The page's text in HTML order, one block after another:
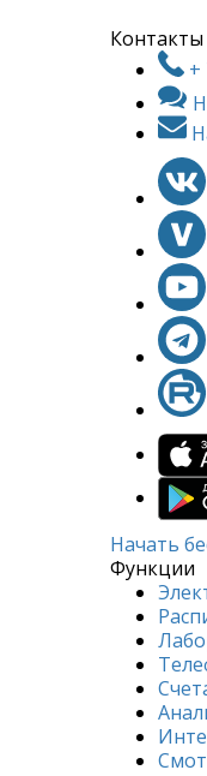
Контакты
+
Начать
Функции